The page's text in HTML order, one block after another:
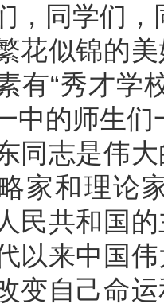
同学们，
似锦的美
有“秀才学
中的师生们
志是伟大
家和理论
民共和国
以来中国
变自己命